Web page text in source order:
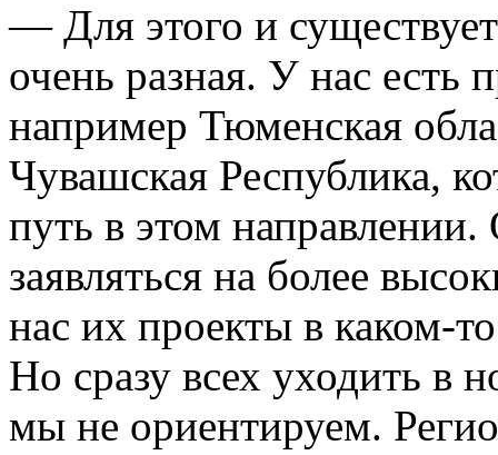
— Для этого и
очень разная. У нас есть
например Тюменская
Чувашская Республика,
путь в этом направлении.
заявляться на более
нас их проекты в каком-
Но сразу всех уходить в
мы не ориентируем.